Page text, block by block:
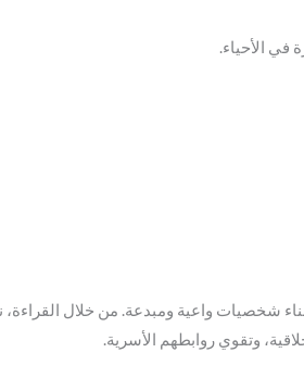
في الأحياء.
شخصيات واعية ومبدعة. من خلال القراءة،
وتقوي روابطهم الأسرية.